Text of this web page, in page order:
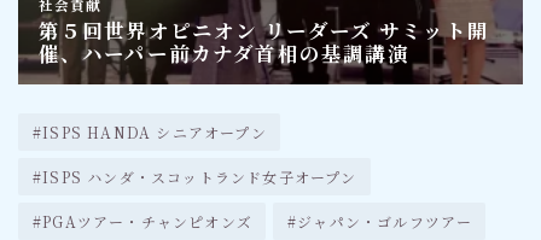
#ISPS HANDA シニアオープン
#ISPS ハンダ・スコットランド女子オープン
#PGAツアー・チャンピオンズ #ジャパン・ゴルフツアー